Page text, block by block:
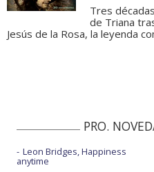
Tres
de Triana
Jesús de la Rosa, la leyenda
PRO.
Leon Bridges, Happiness
anytime